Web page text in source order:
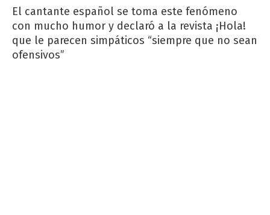
El cantante español se toma este fenómeno
con mucho humor y declaró a la revista ¡Hola!
que le parecen simpáticos “siempre que no sean
ofensivos”